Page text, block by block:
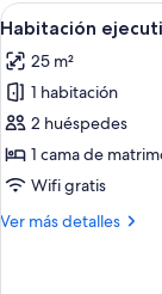
camas
Abrir
todas
las
fotos
de
Habitación
ejecutiva,
cama
10
Habitación
25 m²
1 habitación
2 huéspedes
1 cama de
Wifi gratis
Ver más detalles
Más